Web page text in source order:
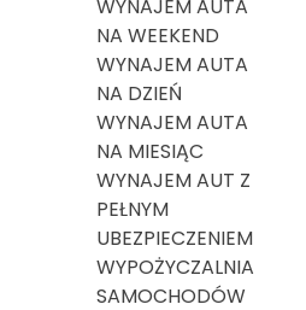
WYNAJEM AUTA
NA WEEKEND
WYNAJEM AUTA
NA DZIEŃ
WYNAJEM AUTA
NA MIESIĄC
WYNAJEM AUT Z
PEŁNYM
UBEZPIECZENIEM
WYPOŻYCZALNIA
SAMOCHODÓW